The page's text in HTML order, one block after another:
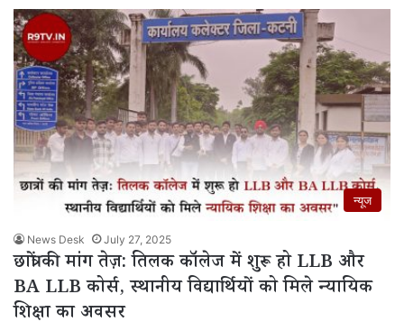
न्यूज
News Desk July 27, 2025
छात्रों की मांग तेज़: तिलक कॉलेज में शुरू हो LLB और
BA LLB कोर्स, स्थानीय विद्यार्थियों को मिले न्यायिक
शिक्षा का अवसर